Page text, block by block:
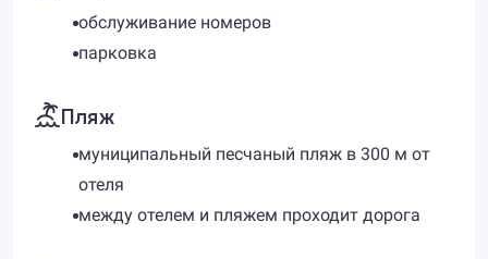
обслуживание номеров
парковка
Пляж
муниципальный песчаный пляж в 300 м от
отеля
между отелем и пляжем проходит дорога